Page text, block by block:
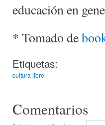
educación en
* Tomado de
Etiquetas:
cultura libre
Comentarios